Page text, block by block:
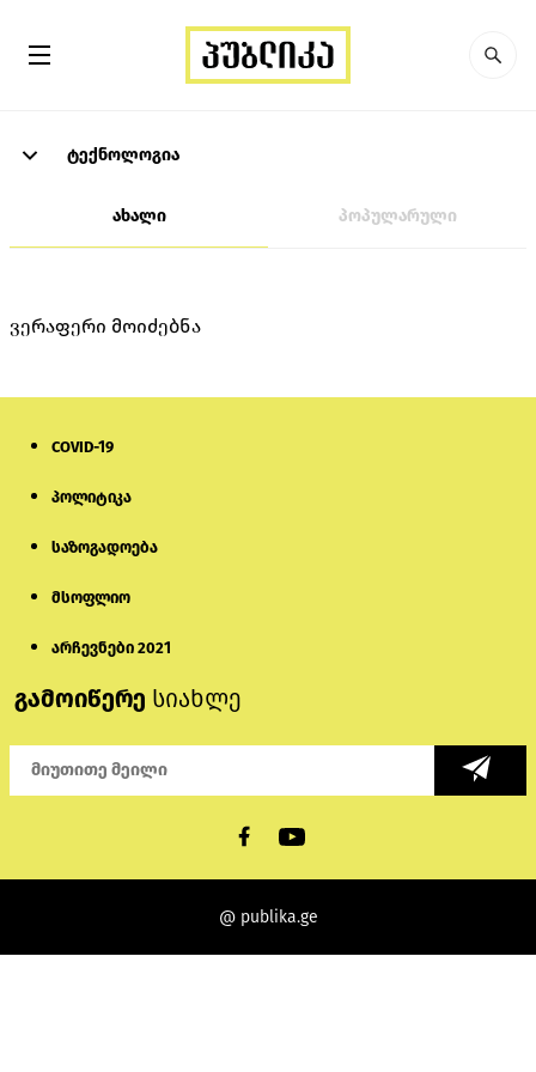
ტექნოლოგია
ახალი პოპულარული
ვერაფერი მოიძებნა
COVID-19
პოლიტიკა
საზოგადოება
მსოფლიო
არჩევნები 2021
გამოიწერე სიახლე
@ publika.ge